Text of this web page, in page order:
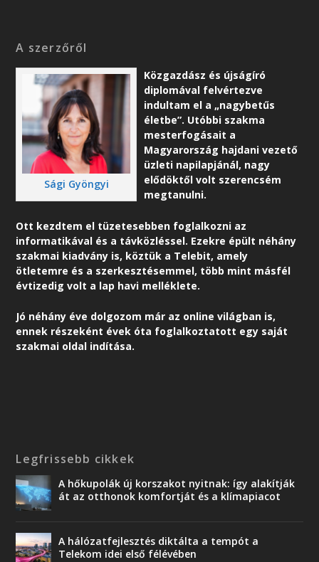
A szerzőről
Sági Gyöngyi
Közgazdász és újságíró
diplomával felvértezve
indultam el a „nagybetűs
életbe”. Utóbbi szakma
mesterfogásait a
Magyarország hajdani vezető
üzleti napilapjánál, nagy
elődöktől volt szerencsém
megtanulni.
Ott kezdtem el tüzetesebben foglalkozni az
informatikával és a távközléssel. Ezekre épült néhány
szakmai kiadvány is, köztük a Telebit, amely
ötletemre és a szerkesztésemmel, több mint másfél
évtizedig volt a lap havi melléklete.
Jó néhány éve dolgozom már az online világban is,
ennek részeként évek óta foglalkoztatott egy saját
szakmai oldal indítása.
Legfrissebb cikkek
A hőkupolák új korszakot nyitnak: így alakítják
át az otthonok komfortját és a klímapiacot
A hálózatfejlesztés diktálta a tempót a
Telekom idei első félévében